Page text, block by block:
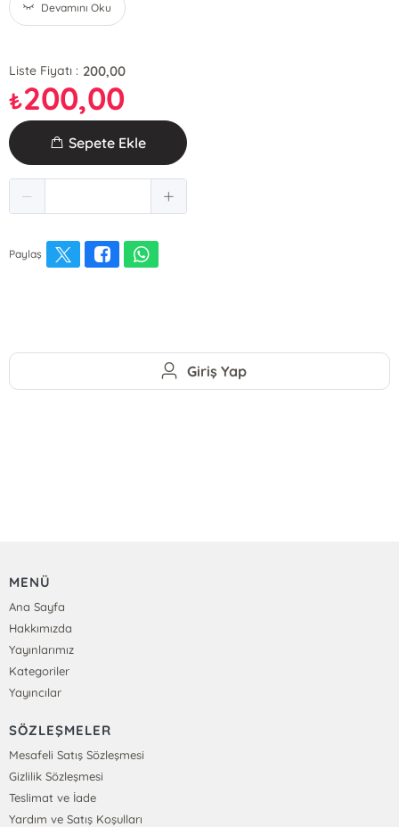
Devamını Oku
Liste Fiyatı : 200,00
₺200,00
Sepete Ekle
Paylaş
Giriş Yap
MENÜ
Ana Sayfa
Hakkımızda
Yayınlarımız
Kategoriler
Yayıncılar
SÖZLEŞMELER
Mesafeli Satış Sözleşmesi
Gizlilik Sözleşmesi
Teslimat ve İade
Yardım ve Satış Koşulları